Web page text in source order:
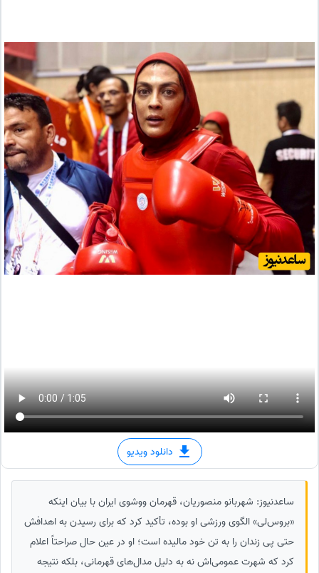
دانلود ویدیو
ساعدنیوز: شهربانو منصوریان، قهرمان ووشوی ایران با بیان اینکه
«بروس‌لی» الگوی ورزشی او بوده، تأکید کرد که برای رسیدن به اهدافش
حتی پی زندان را به تن خود مالیده است؛ او در عین حال صراحتاً اعلام
کرد که شهرت عمومی‌اش نه به دلیل مدال‌های قهرمانی، بلکه نتیجه